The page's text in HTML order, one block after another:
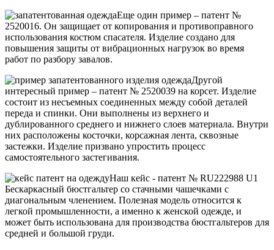
Еще один пример – патент №
2520016. Он защищает от копирования и противоправного
использования костюм спасателя. Изделие создано для
повышения защиты от вибрационных нагрузок во время
работ по разбору завалов.
Другой
интересный пример – патент № 2520039 на корсет. Изделие
состоит из несъемных соединенных между собой деталей
переда и спинки. Они выполнены из верхнего и
дублированного среднего и нижнего слоев материала. Внутри
них расположены косточки, корсажная лента, сквозные
застежки. Изделие призвано упростить процесс
самостоятельного застегивания.
Наш кейс - патент № RU222988 U1
Бескаркасный бюстгальтер со стачными чашечками с
диагональным членением. Полезная модель относится к
легкой промышленности, а именно к женской одежде, и
может быть использована для производства бюстгальтеров для
средней и большой груди.